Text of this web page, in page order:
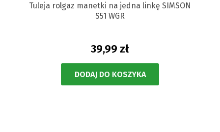
Tuleja rolgaz manetki na jedna linkę SIMSON
S51 WGR
39,99 zł
DODAJ DO KOSZYKA